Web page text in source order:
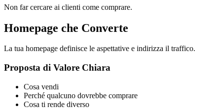
Non far cercare ai clienti come comprare.
Homepage che Converte
La tua homepage definisce le aspettative e indirizza il traffico.
Proposta di Valore Chiara
Cosa vendi
Perché qualcuno dovrebbe comprare
Cosa ti rende diverso